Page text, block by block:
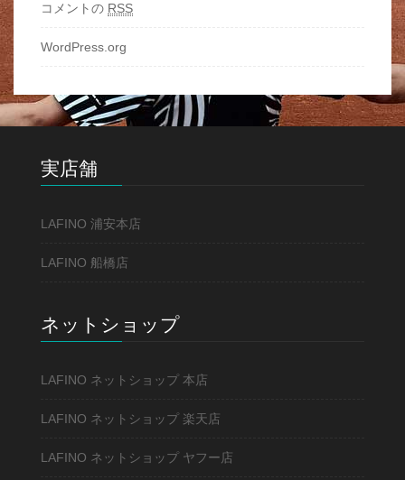
コメントの RSS
WordPress.org
実店舗
LAFINO 浦安本店
LAFINO 船橋店
ネットショップ
LAFINO ネットショップ 本店
LAFINO ネットショップ 楽天店
LAFINO ネットショップ ヤフー店